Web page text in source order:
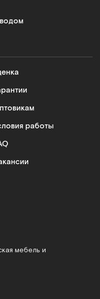
работы
мебель и